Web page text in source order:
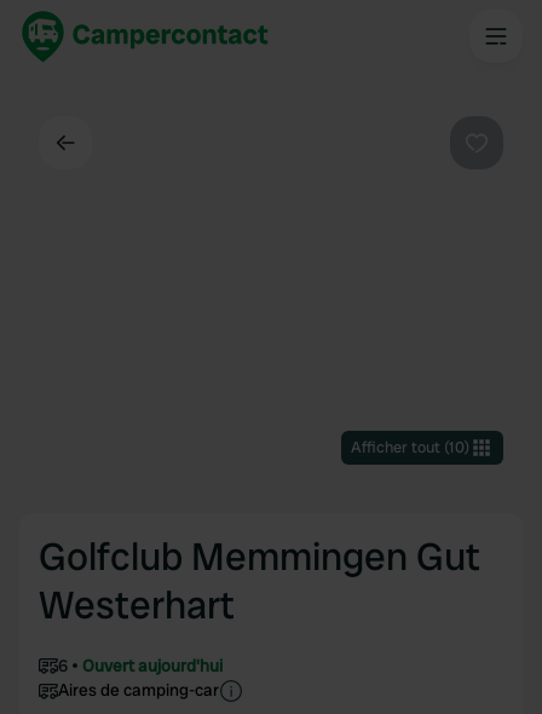
Afficher tout(10)
Golfclub Memmingen Gut
Westerhart
6
Ouvert aujourd'hui
Aires de camping-car